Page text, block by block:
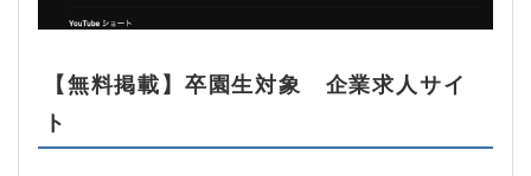
【無料掲載】卒園生対象 企業求人サイ
ト